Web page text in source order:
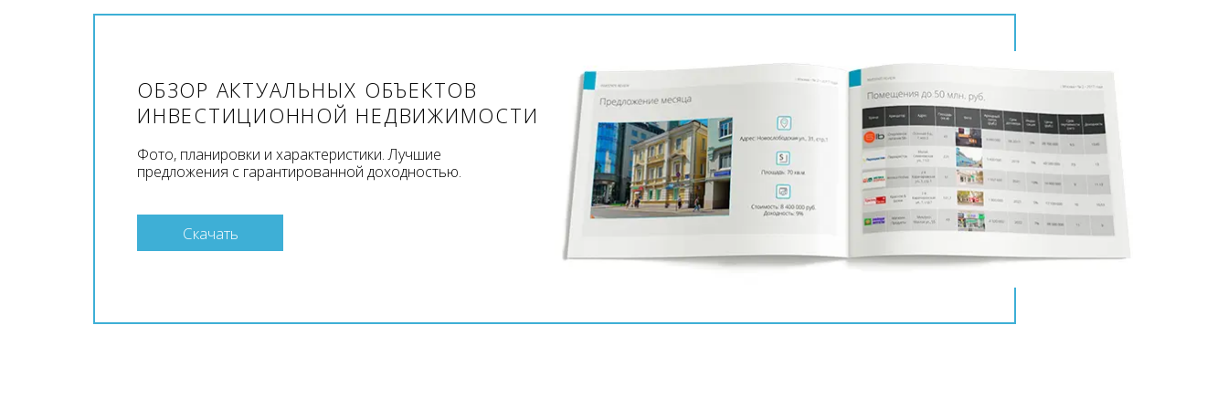
ОБЗОР АКТУАЛЬНЫХ ОБЪЕКТОВ
ИНВЕСТИЦИОННОЙ НЕДВИЖИМОСТИ
Фото, планировки и характеристики. Лучшие
предложения с гарантированной доходностью.
Скачать